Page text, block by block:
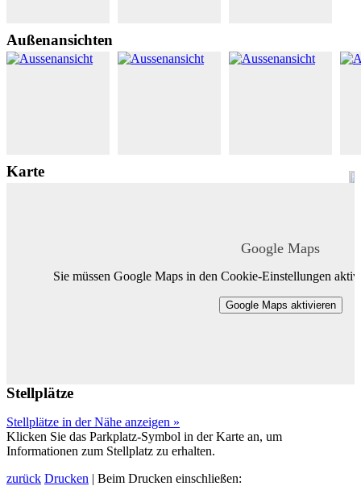
Außenansichten
Karte
Google Maps
Sie müssen Google Maps in den Cookie-Einstellungen
Google Maps aktivieren
Stellplätze
Stellplätze in der Nähe anzeigen »
Klicken Sie das Parkplatz-Symbol in der Karte an, um
Informationen zum Stellplatz zu erhalten.
zurück Drucken | Beim Drucken einschließen: